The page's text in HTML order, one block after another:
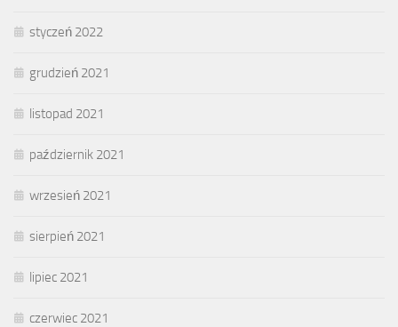
styczeń 2022
grudzień 2021
listopad 2021
październik 2021
wrzesień 2021
sierpień 2021
lipiec 2021
czerwiec 2021